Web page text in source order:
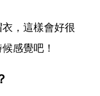
，這樣會好很
感覺吧！